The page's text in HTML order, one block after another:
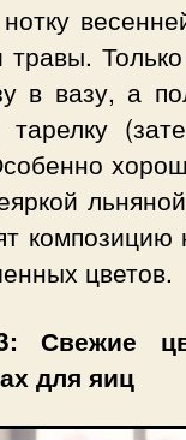
травы.
в вазу, а
тарелку
композицию
цветов.
Свежие
для яиц